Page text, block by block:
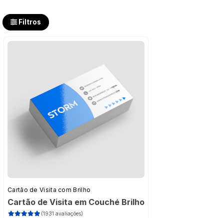
Filtros
Cartão de Visita com Brilho
Cartão de Visita em Couché Brilho
(1931 avaliações)